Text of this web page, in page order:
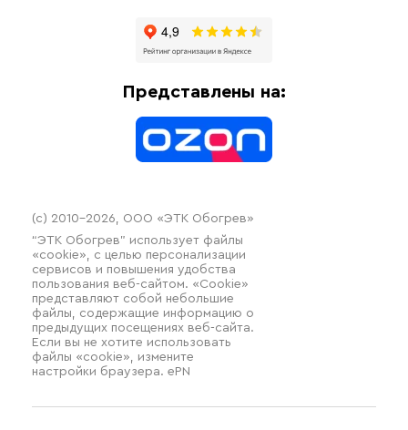
Отопительное оборудование
Представлены на:
(c) 2010–2026, ООО «ЭТК Обогрев»
“ЭТК Обогрев” использует файлы
«cookie», с целью персонализации
сервисов и повышения удобства
пользования веб-сайтом. «Cookie»
представляют собой небольшие
файлы, содержащие информацию о
предыдущих посещениях веб-сайта.
Если вы не хотите использовать
файлы «cookie», измените
настройки браузера. ePN